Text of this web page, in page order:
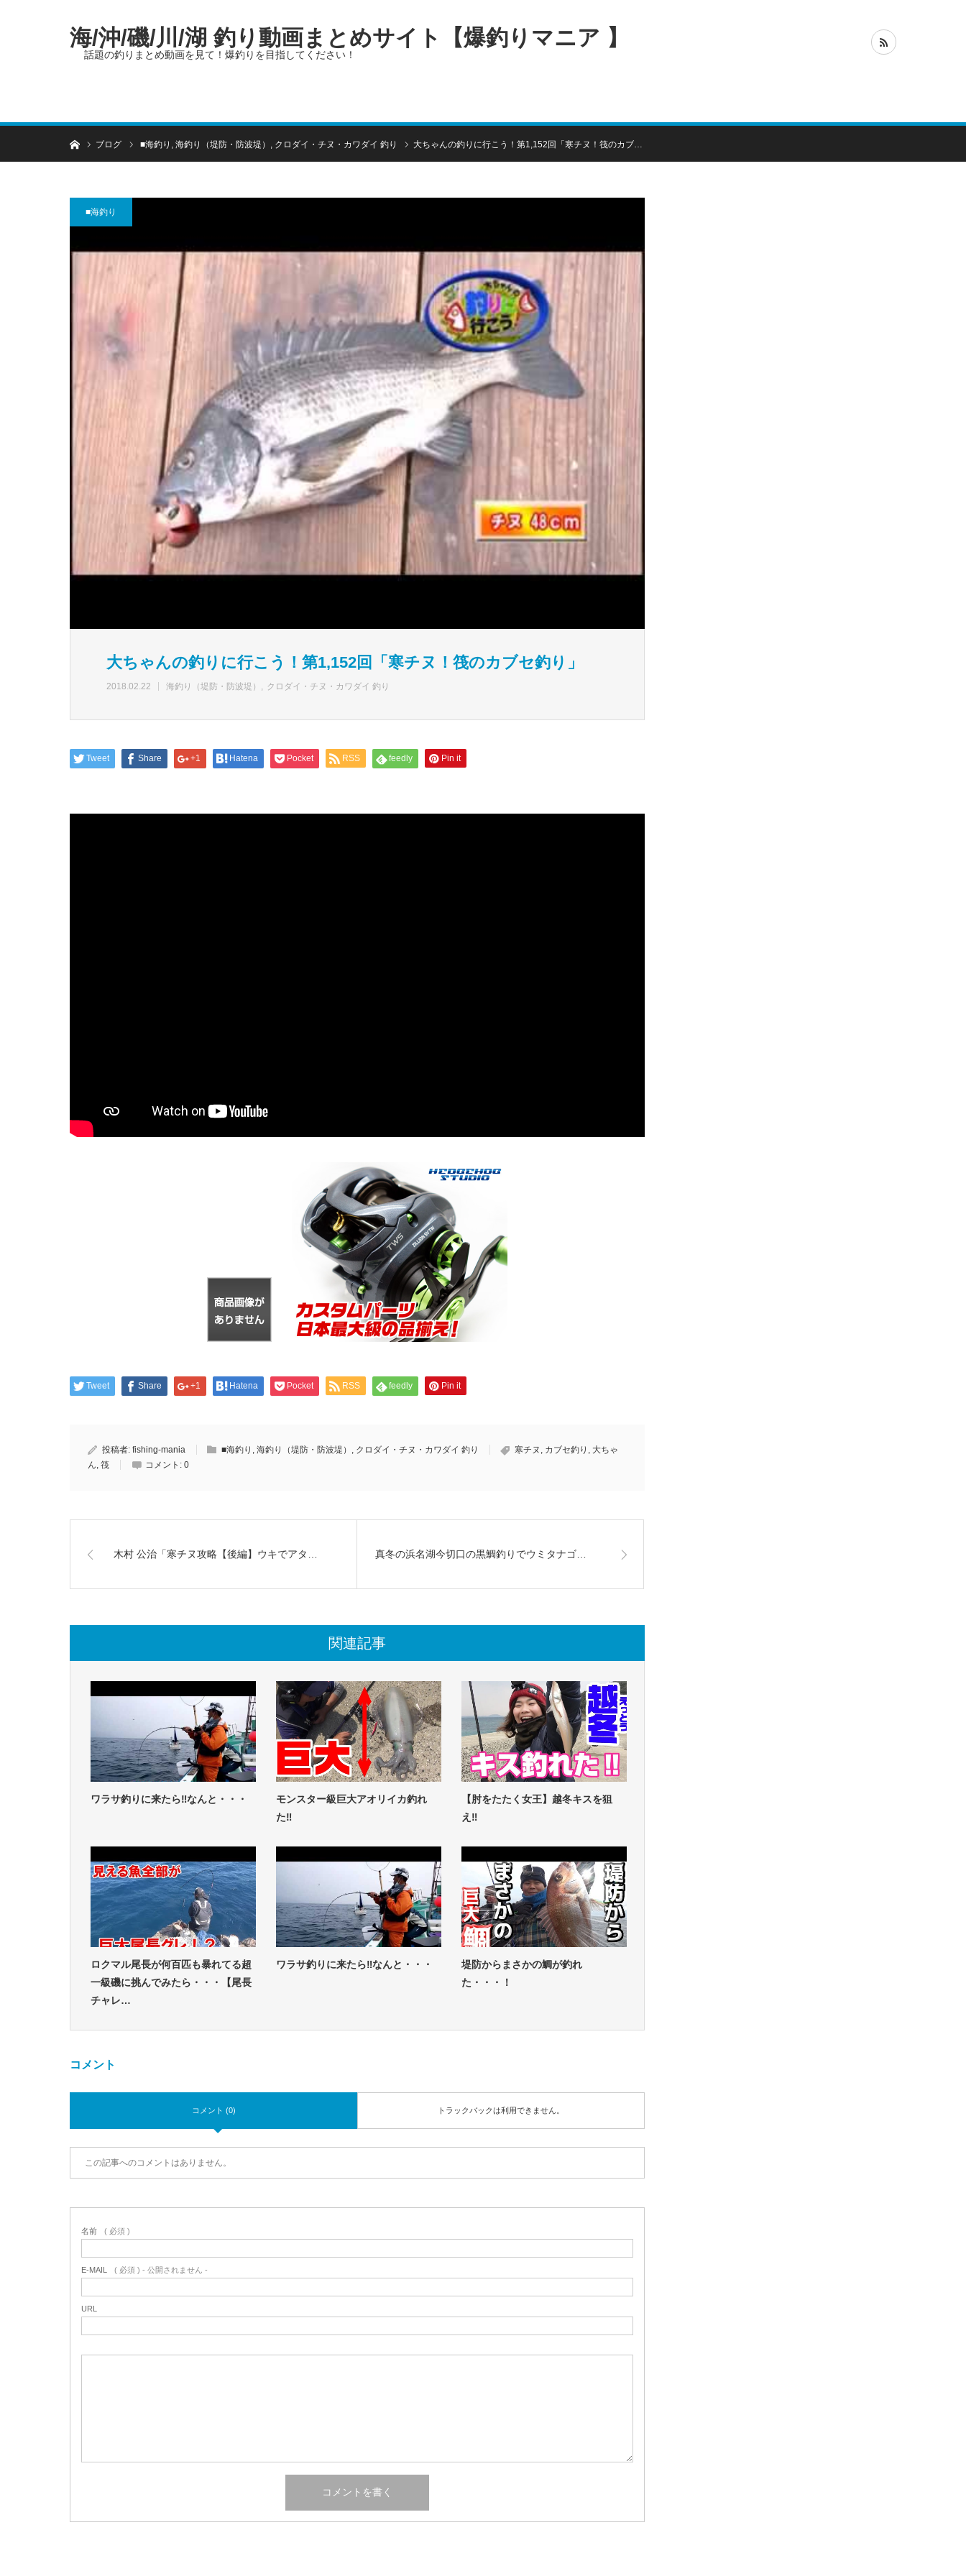
海/沖/磯/川/湖 釣り動画まとめサイト【爆釣りマニア 】
話題の釣りまとめ動画を見て！爆釣りを目指してください！
ホームブログ ■海釣り , 海釣り（堤防・防波堤） , クロダイ・チヌ・カワダイ 釣り 大ちゃんの釣りに行こう！第1,152回「寒チヌ！筏のカブ…
■海釣り
大ちゃんの釣りに行こう！第1,152回「寒チヌ！筏のカブセ釣り」
2018.02.22 海釣り（堤防・防波堤） クロダイ・チヌ・カワダイ 釣り
Tweet Share +1 Hatena Pocket RSS feedly Pin it
Tweet Share +1 Hatena Pocket RSS feedly Pin it
投稿者: fishing-mania ■海釣り 海釣り（堤防・防波堤） クロダイ・チヌ・カワダイ 釣り 寒チヌ カブセ釣り
大ちゃ
ん 筏 コメント: 0
木村 公治「寒チヌ攻略【後編】ウキでアタ… 真冬の浜名湖今切口の黒鯛釣りでウミタナゴ…
関連記事
ワラサ釣りに来たら‼なんと・・・
モンスター級巨大アオリイカ釣れ
た‼
【肘をたたく女王】越冬キスを狙
え‼
ロクマル尾長が何百匹も暴れてる超
一級磯に挑んでみたら・・・【尾長
チャレ…
ワラサ釣りに来たら‼なんと・・・
堤防からまさかの鯛が釣れ
た・・・！
コメント
コメント (0) トラックバックは利用できません。
この記事へのコメントはありません。
名前 ( 必須 )
E-MAIL ( 必須 ) - 公開されません -
URL